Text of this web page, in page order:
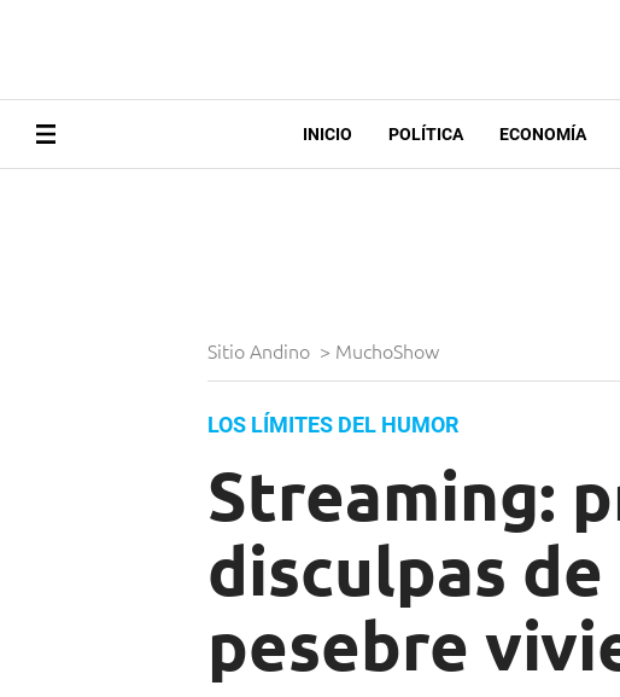
INICIO POLÍTICA ECONOMÍA
Sitio Andino > MuchoShow
LOS LÍMITES DEL HUMOR
Streaming:
disculpas
pesebre